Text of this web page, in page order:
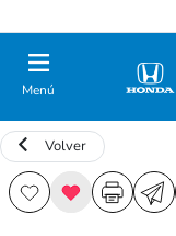
Menú
Volver